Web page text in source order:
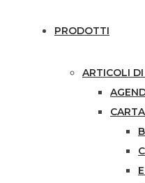
PRODOTTI
ARTICOLI